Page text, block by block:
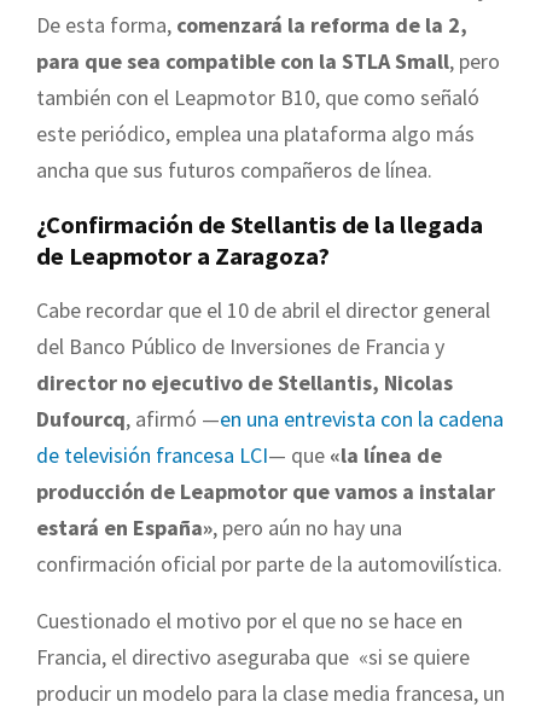
De esta forma, comenzará la reforma de la 2,
para que sea compatible con la STLA Small, pero
también con el Leapmotor B10, que como señaló
este periódico, emplea una plataforma algo más
ancha que sus futuros compañeros de línea.
¿Confirmación de Stellantis de la llegada
de Leapmotor a Zaragoza?
Cabe recordar que el 10 de abril el director general
del Banco Público de Inversiones de Francia y
director no ejecutivo de Stellantis, Nicolas
Dufourcq, afirmó —en una entrevista con la cadena
de televisión francesa LCI— que «la línea de
producción de Leapmotor que vamos a instalar
estará en España», pero aún no hay una
confirmación oficial por parte de la automovilística.
Cuestionado el motivo por el que no se hace en
Francia, el directivo aseguraba que «si se quiere
producir un modelo para la clase media francesa, un